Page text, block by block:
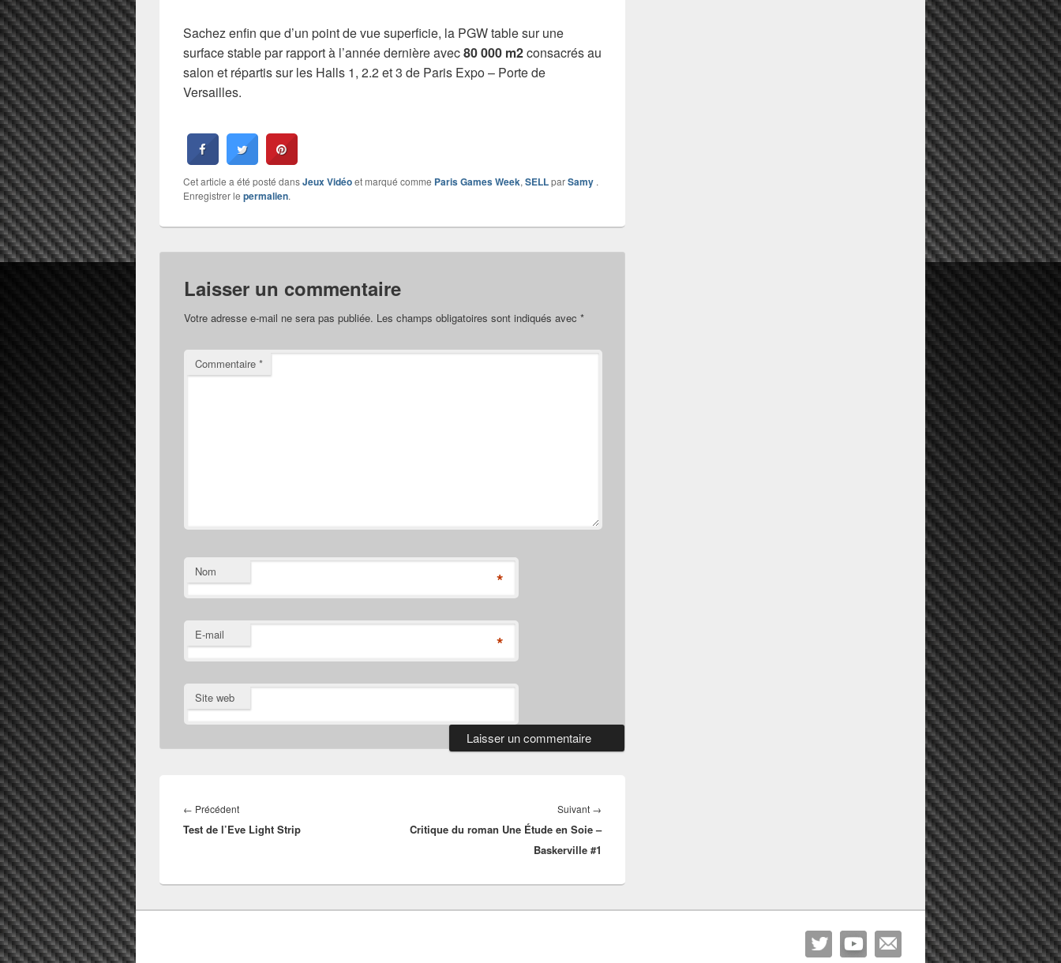
Sachez enfin que d’un point de vue superficie, la PGW table sur une
surface stable par rapport à l’année dernière avec80 000 m2consacrés au
salon et répartis sur les Halls 1, 2.2 et 3 de Paris Expo – Porte de
Versailles.
Cet article a été posté dansJeux Vidéoet marqué comme Paris Games Week, SELLparSamy .
Enregistrer le permalien.
Laisser un commentaire
Votre adresse e-mail ne sera pas publiée. Les champs obligatoires sont indiqués avec *
Commentaire *
Nom *
E-mail *
Site web
de
l’article
← PrécédentArticle
précédent :
Test de l’Eve Light Strip
Suivant →
suivant :
Critique du roman Une Étude en Soie –
Baskerville #1